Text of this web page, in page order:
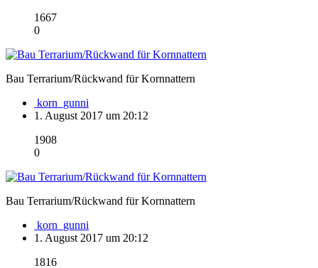
1667
0
Bau Terrarium/Rückwand für Kornnattern
korn_gunni
1. August 2017 um 20:12
1908
0
Bau Terrarium/Rückwand für Kornnattern
korn_gunni
1. August 2017 um 20:12
1816